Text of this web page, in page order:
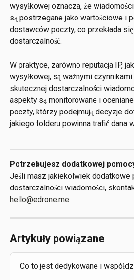
wysyłkowej oznacza, że
są postrzegane jako wartościowe i
dostawców poczty, co przekłada
dostarczalność.
W praktyce, zarówno reputacja IP,
wysyłkowej, są ważnymi
skutecznej dostarczalności
aspekty są monitorowane i
poczty, którzy podejmują decyzje
jakiego folderu powinna trafić dana
Potrzebujesz dodatkowej
Jeśli masz jakiekolwiek dodatkowe
dostarczalności wiadomości,
hello@edrone.me
Artykuły powiązane
Co to jest dedykowane i